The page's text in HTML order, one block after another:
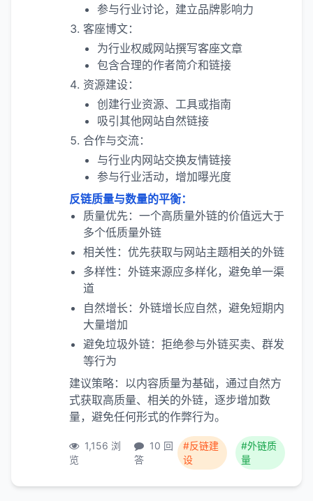
参与行业讨论，建立品牌影响力
客座博文：
为行业权威网站撰写客座文章
包含合理的作者简介和链接
资源建设：
创建行业资源、工具或指南
吸引其他网站自然链接
合作与交流：
与行业内网站交换友情链接
参与行业活动，增加曝光度
反链质量与数量的平衡：
质量优先：一个高质量外链的价值远大于
多个低质量外链
相关性：优先获取与网站主题相关的外链
多样性：外链来源应多样化，避免单一渠
道
自然增长：外链增长应自然，避免短期内
大量增加
避免垃圾外链：拒绝参与外链买卖、群发
等行为
建议策略：以内容质量为基础，通过自然方
式获取高质量、相关的外链，逐步增加数
量，避免任何形式的作弊行为。
1,156 浏
览
10 回
答
#反链建
设
#外链质
量